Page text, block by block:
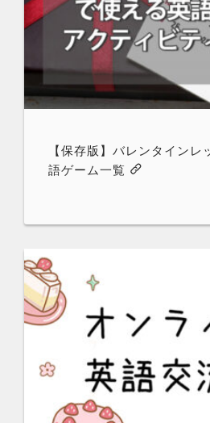
【保存版】バレンタインレ
語ゲーム一覧